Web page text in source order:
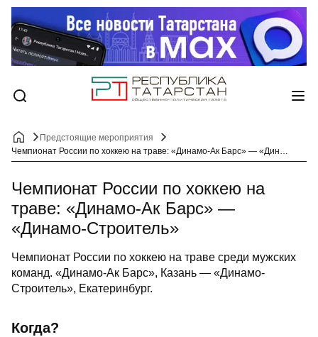
Предстоящие мероприятия
Чемпионат России по хоккею на траве: «Динамо-Ак Барс» — «Динамо-Строитель»
Чемпионат России по хоккею на
траве: «Динамо-Ак Барс» —
«Динамо-Строитель»
Чемпионат России по хоккею на траве среди мужских
команд. «Динамо-Ак Барс», Казань — «Динамо-
Строитель», Екатеринбург.
Когда?